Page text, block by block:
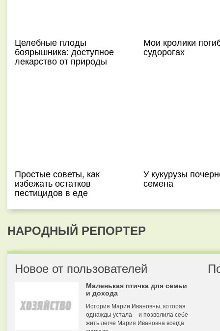
Целебные плоды
боярышника: доступное
лекарство от природы
Мои кролики
судорогах
Простые советы, как
избежать остатков
пестицидов в еде
У кукурузы
семена
НАРОДНЫЙ РЕПОРТЕР
Новое от пользователей
Маленькая птичка для семьи
и дохода
История Марии Ивановны, которая
однажды устала – и позволила себе
жить легче Мария Ивановна всегда